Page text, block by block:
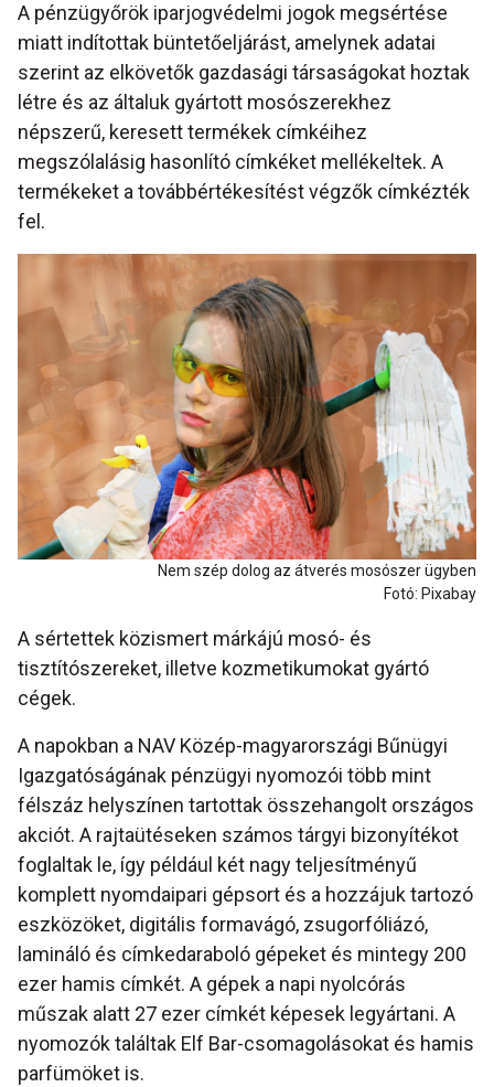
A pénzügyőrök iparjogvédelmi jogok megsértése
miatt indítottak büntetőeljárást, amelynek adatai
szerint az elkövetők gazdasági társaságokat hoztak
létre és az általuk gyártott mosószerekhez
népszerű, keresett termékek címkéihez
megszólalásig hasonlító címkéket mellékeltek. A
termékeket a továbbértékesítést végzők címkézték
fel.
Nem szép dolog az átverés mosószer ügyben
Fotó: Pixabay
A sértettek közismert márkájú mosó- és
tisztítószereket, illetve kozmetikumokat gyártó
cégek.
A napokban a NAV Közép-magyarországi Bűnügyi
Igazgatóságának pénzügyi nyomozói több mint
félszáz helyszínen tartottak összehangolt országos
akciót. A rajtaütéseken számos tárgyi bizonyítékot
foglaltak le, így például két nagy teljesítményű
komplett nyomdaipari gépsort és a hozzájuk tartozó
eszközöket, digitális formavágó, zsugorfóliázó,
lamináló és címkedaraboló gépeket és mintegy 200
ezer hamis címkét. A gépek a napi nyolcórás
műszak alatt 27 ezer címkét képesek legyártani. A
nyomozók találtak Elf Bar-csomagolásokat és hamis
parfümöket is.